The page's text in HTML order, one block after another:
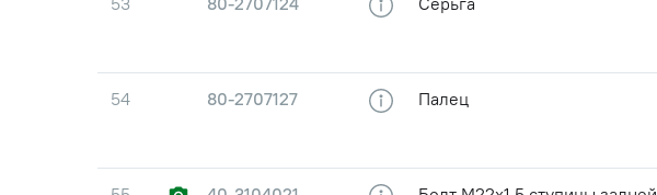
54 80-2707127 Палец